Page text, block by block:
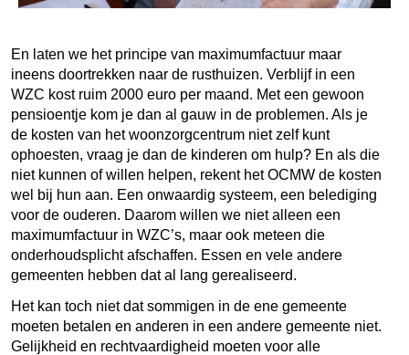
En laten we het principe van maximumfactuur maar
ineens doortrekken naar de rusthuizen. Verblijf in een
WZC kost ruim 2000 euro per maand. Met een gewoon
pensioentje kom je dan al gauw in de problemen. Als je
de kosten van het woonzorgcentrum niet zelf kunt
ophoesten, vraag je dan de kinderen om hulp? En als die
niet kunnen of willen helpen, rekent het OCMW de kosten
wel bij hun aan. Een onwaardig systeem, een belediging
voor de ouderen. Daarom willen we niet alleen een
maximumfactuur in WZC’s, maar ook meteen die
onderhoudsplicht afschaffen. Essen en vele andere
gemeenten hebben dat al lang gerealiseerd.
Het kan toch niet dat sommigen in de ene gemeente
moeten betalen en anderen in een andere gemeente niet.
Gelijkheid en rechtvaardigheid moeten voor alle